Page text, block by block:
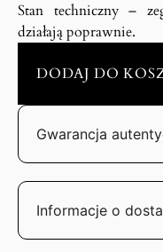
Stan techniczny –
działają poprawnie.
DODAJ DO
Gwarancja
Informacje o